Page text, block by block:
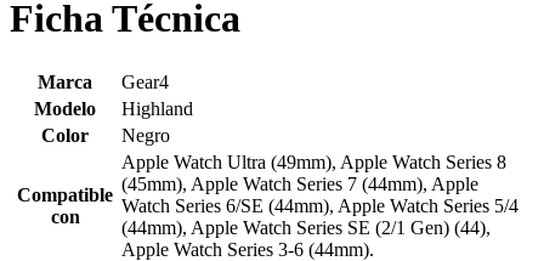
Ficha Técnica
Marca
Gear4
Modelo
Highland
Color
Negro
Compatible
con
Apple Watch Ultra (49mm), Apple Watch Series 8
(45mm), Apple Watch Series 7 (44mm), Apple
Watch Series 6/SE (44mm), Apple Watch Series 5/4
(44mm), Apple Watch Series SE (2/1 Gen) (44),
Apple Watch Series 3-6 (44mm).